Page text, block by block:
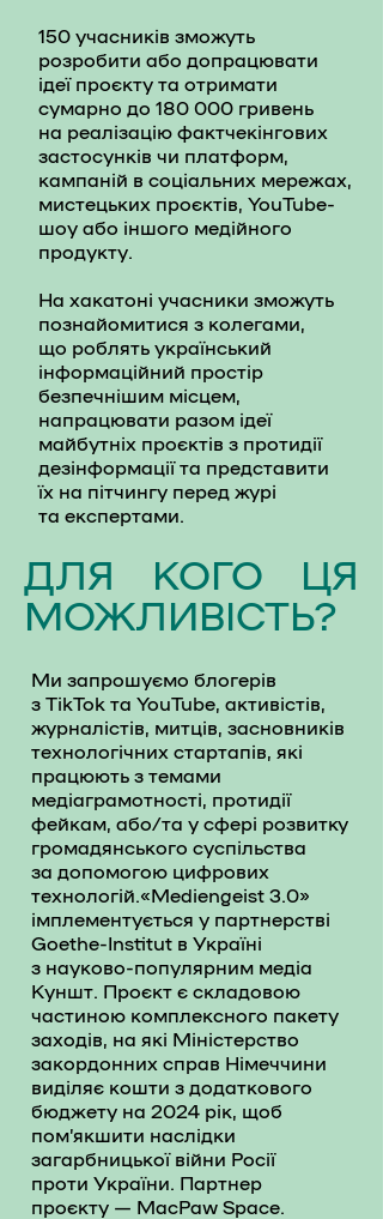
150 учасників зможуть
розробити або допрацювати
ідеї проєкту та отримати
сумарно до 180 000 гривень
на реалізацію фактчекінгових
застосунків чи платформ,
кампаній в соціальних мережах,
мистецьких проєктів, YouTube-
шоу або іншого медійного
продукту.
На хакатоні учасники зможуть
познайомитися з колегами,
що роблять український
інформаційний простір
безпечнішим місцем,
напрацювати разом ідеї
майбутніх проєктів з протидії
дезінформації та представити
їх на пітчингу перед журі
та експертами.
ДЛЯ КОГО ЦЯ
МОЖЛИВІСТЬ?
Ми запрошуємо блогерів
з TikTok та YouTube, активістів,
журналістів, митців, засновників
технологічних стартапів, які
працюють з темами
медіаграмотності, протидії
фейкам, або/та у сфері розвитку
громадянського суспільства
за допомогою цифрових
технологій.«Mediengeist 3.0»
імплементується у партнерстві
Goethe-Institut в Україні
з науково-популярним медіа
Куншт. Проєкт є складовою
частиною комплексного пакету
заходів, на які Міністерство
закордонних справ Німеччини
виділяє кошти з додаткового
бюджету на 2024 рік, щоб
пом’якшити наслідки
загарбницької війни Росії
проти України. Партнер
проєкту — MacPaw Space.